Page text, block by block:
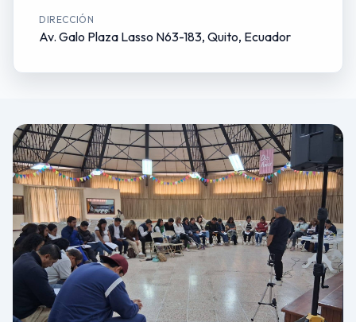
DIRECCIÓN
Av. Galo Plaza Lasso N63-183, Quito, Ecuador